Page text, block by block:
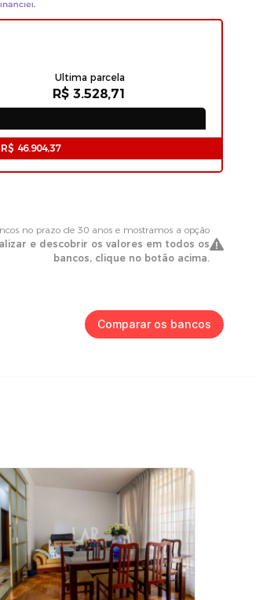
Comparar os bancos